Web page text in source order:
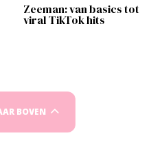
Zeeman: van basics tot
viral TikTok hits
BOVEN